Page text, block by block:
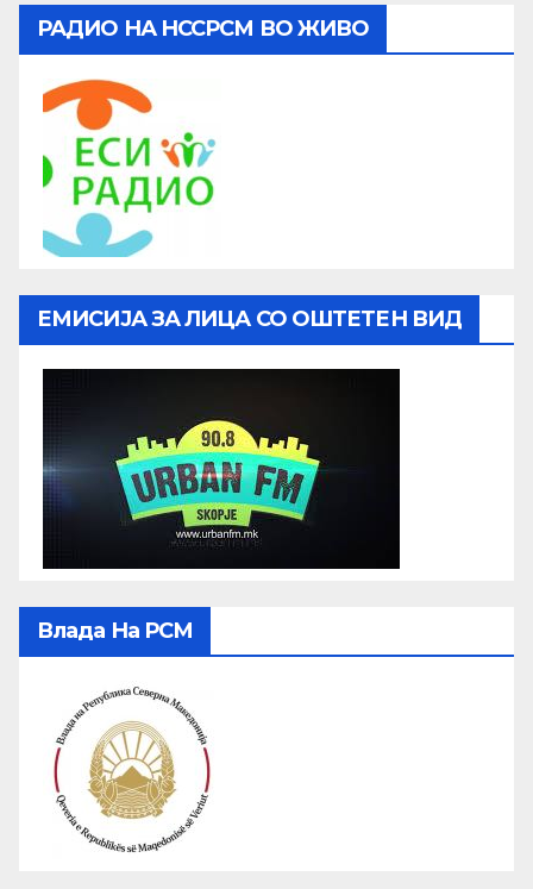
РАДИО НА НССРСМ ВО ЖИВО
ЕМИСИЈА ЗА ЛИЦА СО ОШТЕТЕН ВИД
Влада На РСМ